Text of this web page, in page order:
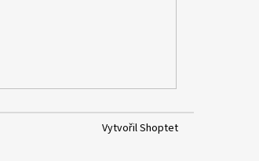
Vytvořil Shoptet